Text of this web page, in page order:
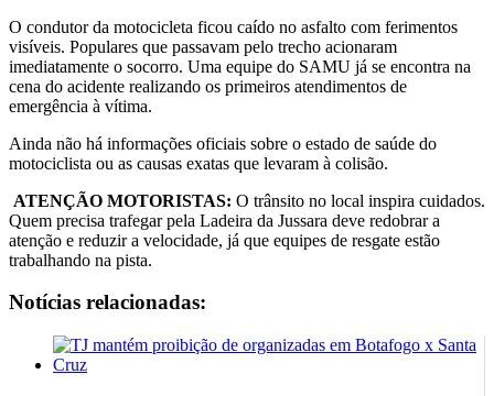
​O condutor da motocicleta ficou caído no asfalto com ferimentos
visíveis. Populares que passavam pelo trecho acionaram
imediatamente o socorro. Uma equipe do SAMU já se encontra na
cena do acidente realizando os primeiros atendimentos de
emergência à vítima.
​Ainda não há informações oficiais sobre o estado de saúde do
motociclista ou as causas exatas que levaram à colisão.
ATENÇÃO MOTORISTAS: O trânsito no local inspira cuidados.
Quem precisa trafegar pela Ladeira da Jussara deve redobrar a
atenção e reduzir a velocidade, já que equipes de resgate estão
trabalhando na pista.
Notícias relacionadas: